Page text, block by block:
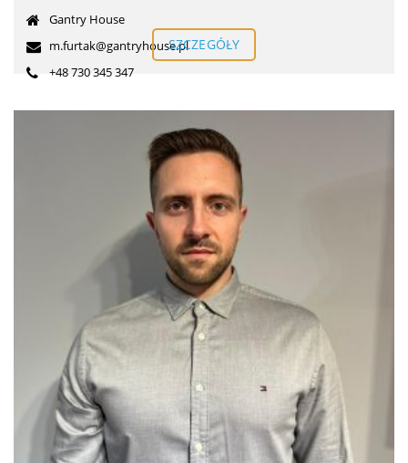
Gantry House
m.furtak@gantryhouse.pl
+48 730 345 347
SZCZEGÓŁY